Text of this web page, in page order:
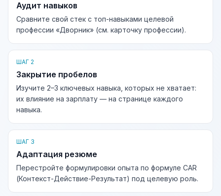
Аудит навыков
Сравните свой стек с топ-навыками целевой
профессии «Дворник» (см. карточку профессии).
ШАГ 2
Закрытие пробелов
Изучите 2–3 ключевых навыка, которых не хватает:
их влияние на зарплату — на странице каждого
навыка.
ШАГ 3
Адаптация резюме
Перестройте формулировки опыта по формуле CAR
(Контекст-Действие-Результат) под целевую роль.